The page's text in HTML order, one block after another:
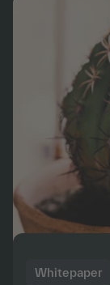
Whitepaper